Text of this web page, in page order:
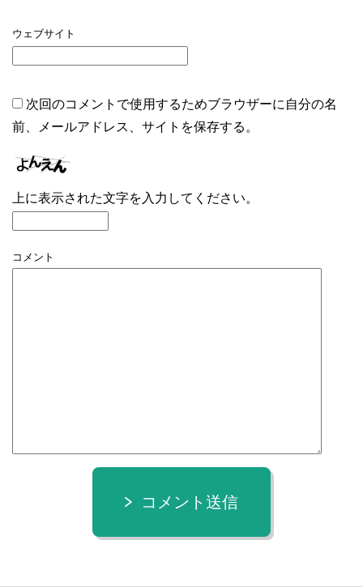
ウェブサイト
次回のコメントで使用するためブラウザーに自分の名
前、メールアドレス、サイトを保存する。
上に表示された文字を入力してください。
コメント
コメント送信